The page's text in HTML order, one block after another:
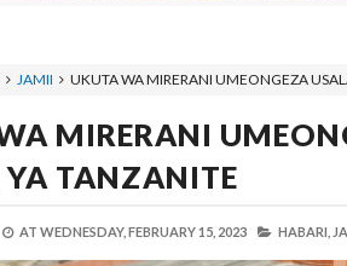
JAMII UKUTA WA MIRERANI UMEONGEZA
MIRERANI
TANZANITE
AT WEDNESDAY, FEBRUARY 15, 2023 HABARI,